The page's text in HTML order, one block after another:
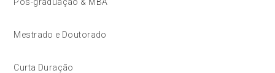
Mestrado e Doutorado
Curta Duração